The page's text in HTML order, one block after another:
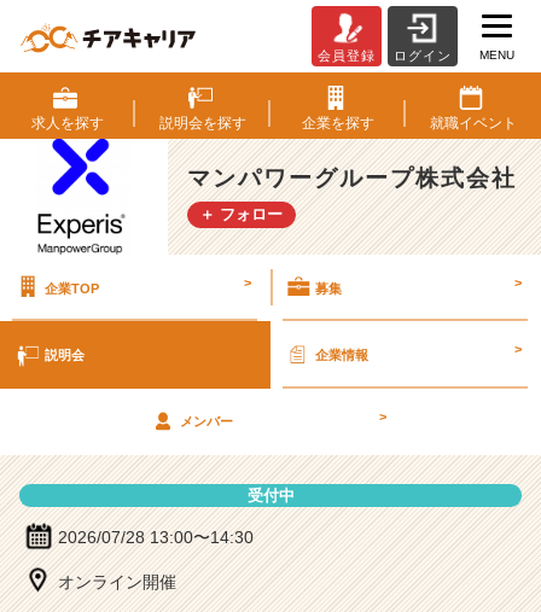
ン
パ
ワ
ー
グ
ル
式
の
説
会員登録 ログイン MENU
求人を探す 説明会を探す 企業を探す 就職イベント
マンパワーグループ株式会社
＋ フォロー
企業TOP > 募集 >
説明会 企業情報 >
メンバー >
受付中
2026/07/28 13:00〜14:30
オンライン開催